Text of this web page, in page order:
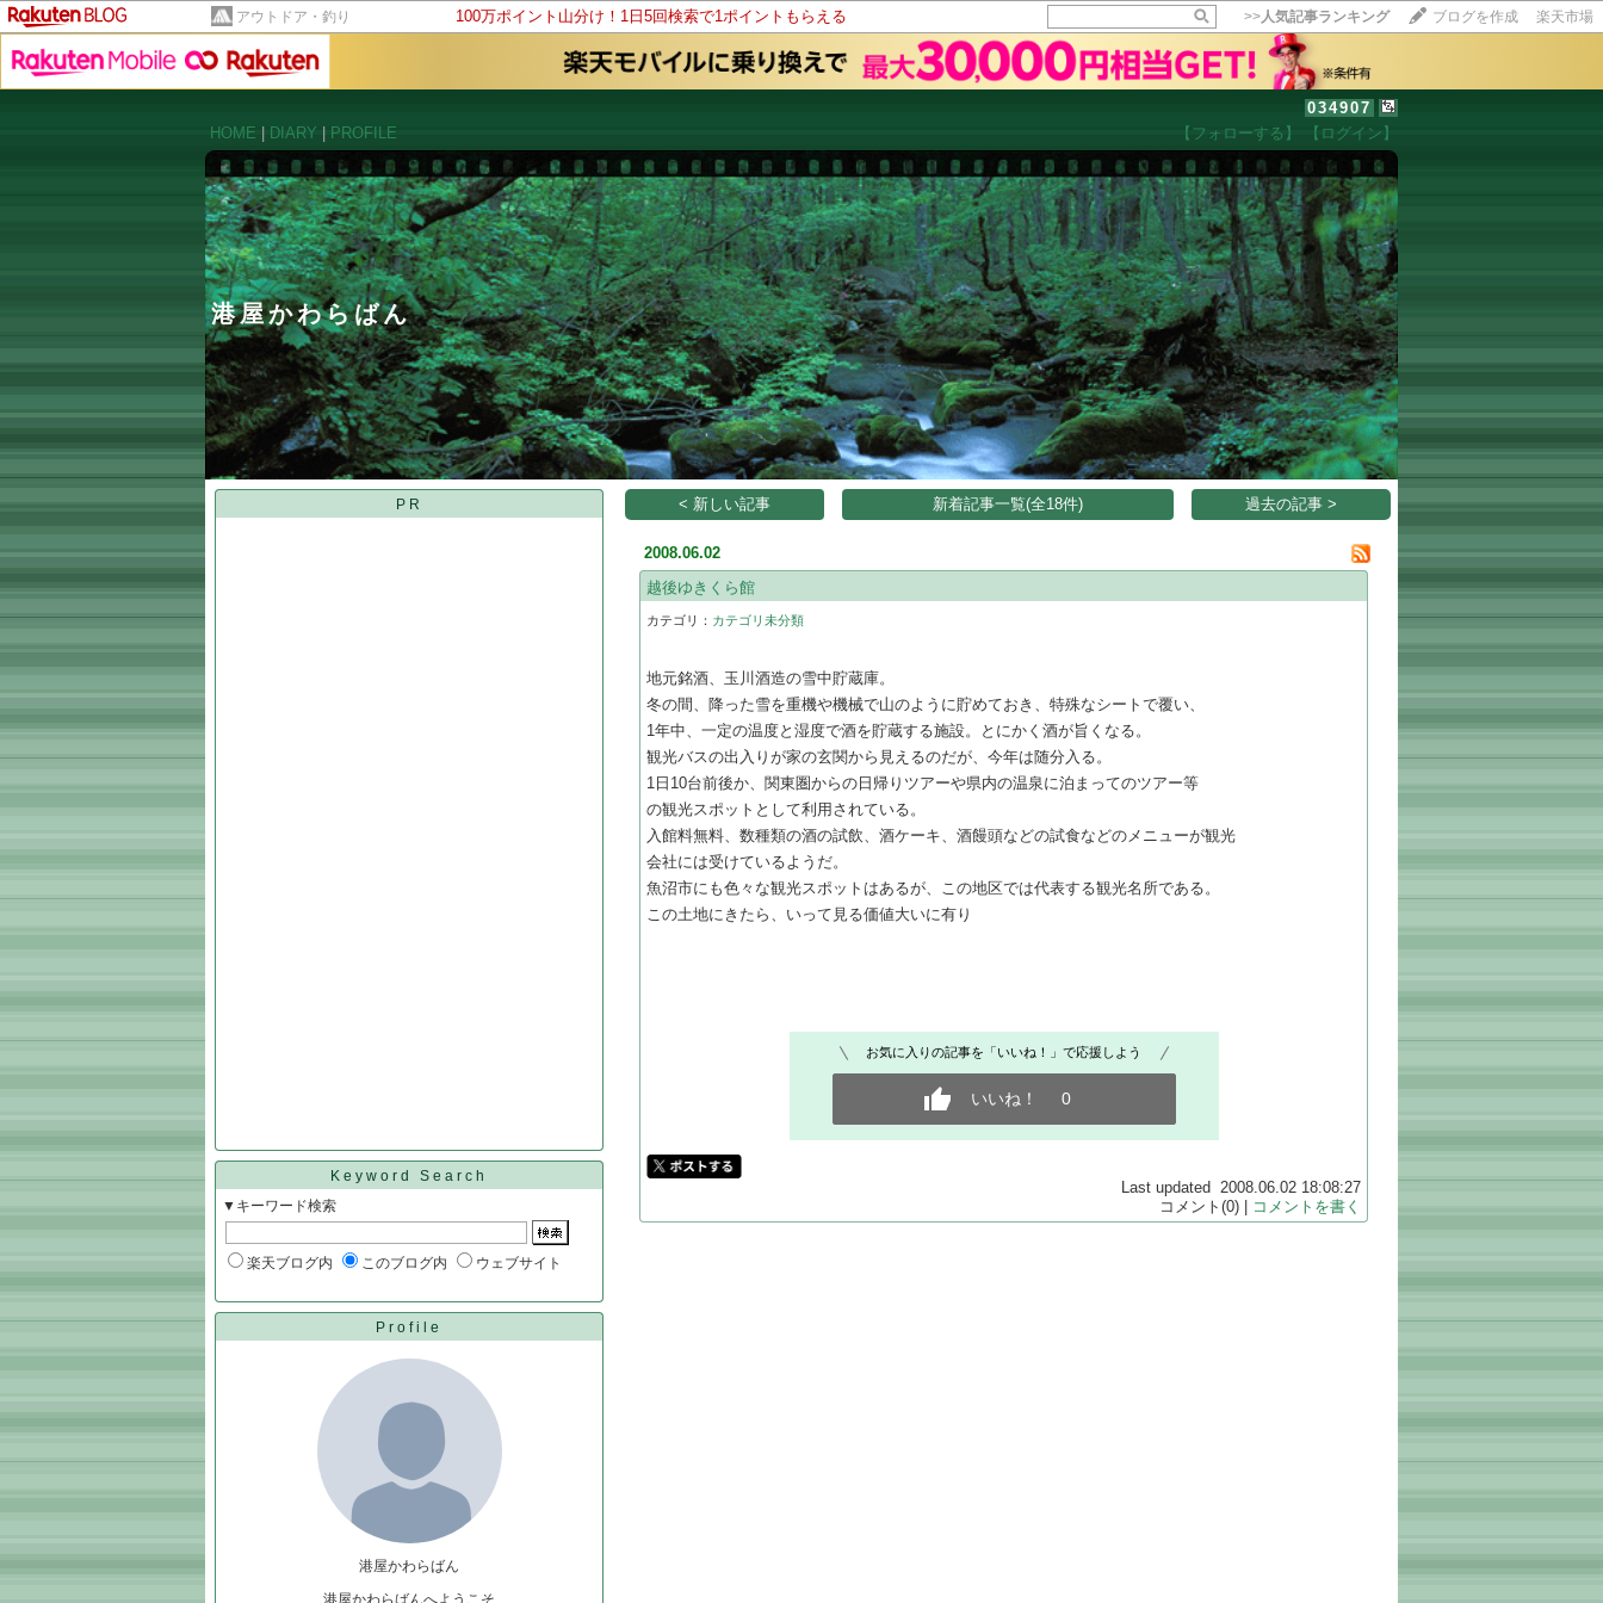
アウトドア・釣り 100万ポイント山分け！1日5回検索で1ポイントもらえる >>人気記事ランキング ブログを作成 楽天市場
034907
HOME
DIARY PROFILE 【フォローする】 【ログイン】
港屋かわらばん
10秒滞在
いいね!
PR
Keyword Search
▼キーワード検索
楽天ブログ内 このブログ内 ウェブサイト
Profile
港屋かわらばん
港屋かわらばんへようこそ
< 新しい記事 新着記事一覧(全18件) 過去の記事 >
2008.06.02
越後ゆきくら館
カテゴリ： カテゴリ未分類
地元銘酒、玉川酒造の雪中貯蔵庫。
冬の間、降った雪を重機や機械で山のように貯めておき、特殊なシートで覆い、
1年中、一定の温度と湿度で酒を貯蔵する施設。とにかく酒が旨くなる。
観光バスの出入りが家の玄関から見えるのだが、今年は随分入る。
1日10台前後か、関東圏からの日帰りツアーや県内の温泉に泊まってのツアー等
の観光スポットとして利用されている。
入館料無料、数種類の酒の試飲、酒ケーキ、酒饅頭などの試食などのメニューが観光
会社には受けているようだ。
魚沼市にも色々な観光スポットはあるが、この地区では代表する観光名所である。
この土地にきたら、いって見る価値大いに有り
お気に入りの記事を「いいね！」で応援しよう
いいね！ 0
Last updated 2008.06.02 18:08:27
コメント(0) |
コメントを書く